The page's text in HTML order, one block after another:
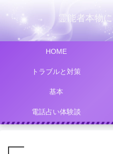
霊能者本物
HOME
トラブルと対策
基本
電話占い体験談